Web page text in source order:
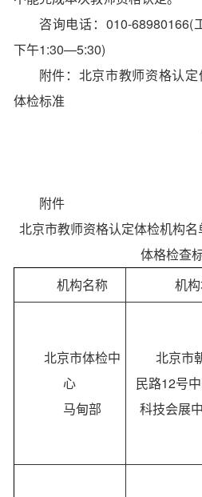
咨询电话：010-68980166(
下午1:30—5:30)
附件：北京市教师资格认
体检标准
附件
北京市教师资格认定体检机构名
体格检查
机构名称
机
北京市体检中
心
马甸部
北京市
民路12号
科技会展